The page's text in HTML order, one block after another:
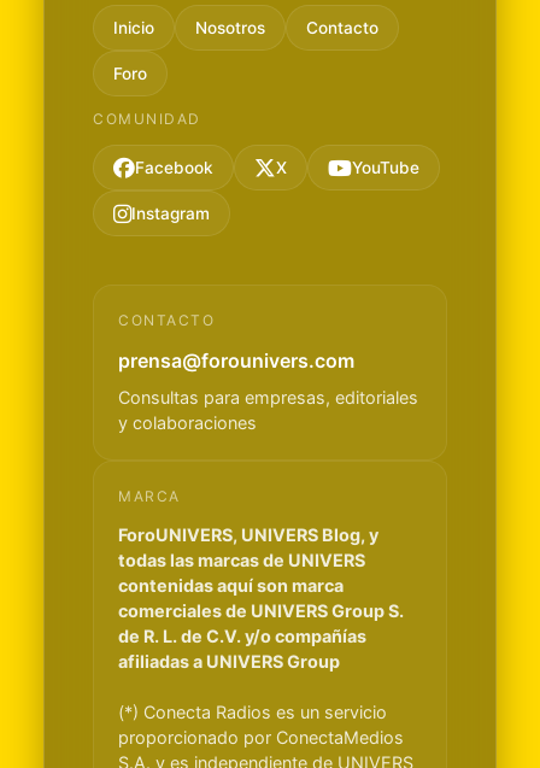
Inicio Nosotros Contacto
Foro
COMUNIDAD
Facebook X YouTube
Instagram
CONTACTO
prensa@forounivers.com
Consultas para empresas, editoriales
y colaboraciones
MARCA
ForoUNIVERS, UNIVERS Blog, y
todas las marcas de UNIVERS
contenidas aquí son marca
comerciales de UNIVERS Group S.
de R. L. de C.V. y/o compañías
afiliadas a UNIVERS Group
(*) Conecta Radios es un servicio
proporcionado por ConectaMedios
S.A. y es independiente de UNIVERS